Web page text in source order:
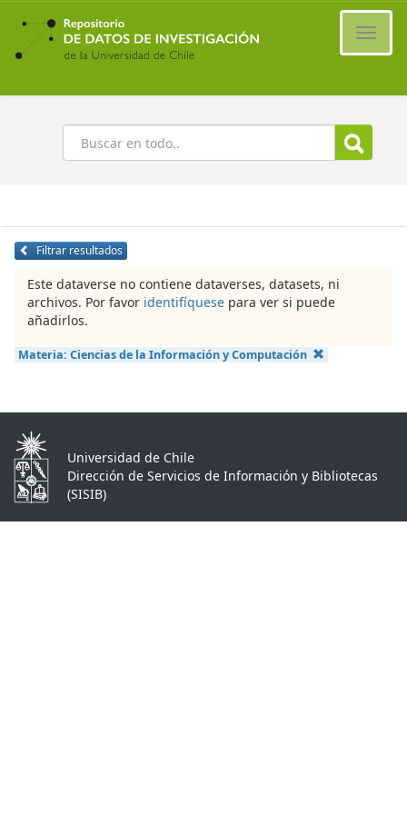
Ir
contenido
principal
Buscar
Filtrar resultados
Este dataverse no contiene dataverses, datasets, ni
archivos. Por favor identifíquese para ver si puede
añadirlos.
Materia: Ciencias de la Información y Computación
Universidad de Chile
Dirección de Servicios de Información y Bibliotecas
(SISIB)